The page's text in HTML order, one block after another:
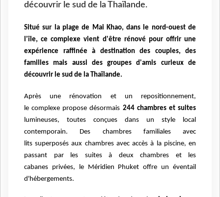
découvrir le sud de la Thaïlande.
Situé sur la plage de Mai Khao, dans le nord-ouest de
l'île, ce complexe vient d'être rénové pour offrir une
expérience raffinée à destination des couples, des
familles mais aussi des groupes d'amis curieux de
découvrir le sud de la Thaïlande.
Après une rénovation et un repositionnement,
lecomplexe propose désormais 244 chambres et suites
lumineuses, toutes conçues dans un style local
contemporain. Des chambres familiales avec
litssuperposés aux chambres avec accèsà la piscine, en
passant par les suites à deux chambres et les
cabanes privées, le Méridien Phuket offre unéventail
d'hébergements.